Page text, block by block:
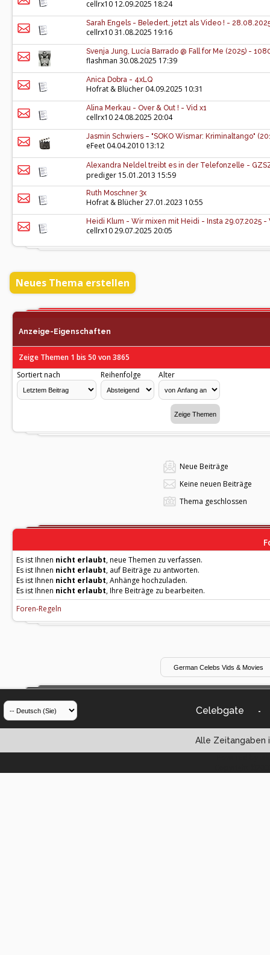
cellrx10 12.09.2025 18:24
Sarah Engels - Beledert, jetzt als Video ! -
cellrx1031.08.2025 19:16
Svenja Jung, Lucía Barrado @ Fall for Me (2025) -
flashman 30.08.2025 17:39
Anica Dobra - 4xLQ
Hofrat & Blücher 04.09.2025 10:31
Alina Merkau - Over & Out ! - Vid x1
cellrx1024.08.2025 20:04
Jasmin Schwiers – "SOKO Wismar: Kriminaltango"
eFeet 04.04.2010 13:12
Alexandra Neldel treibt es in der Telefonzelle -
prediger 15.01.2013 15:59
Ruth Moschner 3x
Hofrat & Blücher27.01.2023 10:55
Heidi Klum - Wir mixen mit Heidi - Insta 29.07.2025 -
cellrx1029.07.2025 20:05
Neues Thema erstellen
Anzeige-Eigenschaften
Zeige Themen 1 bis 50 von 3865
Sortiert nach
Reihenfolge Alter
Neue Beiträge
Keine neuen Beiträge
Thema geschlossen
Es ist Ihnen nicht erlaubt, neue Themen zu verfassen.
Es ist Ihnen nicht erlaubt, auf Beiträge zu antworten.
Es ist Ihnen nicht erlaubt, Anhänge hochzuladen.
Es ist Ihnen nicht erlaubt, Ihre Beiträge zu bearbeiten.
Foren-Regeln
Celebgate -
Alle Zeitangaben